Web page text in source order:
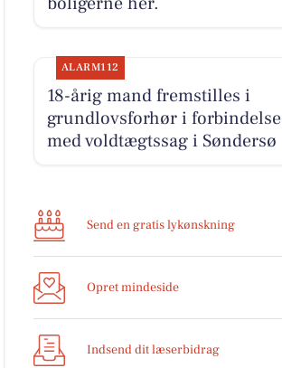
ALARM112
18-årig mand fremstilles i
grundlovsforhør i forbindelse
med voldtægtssag i Søndersø
Send en gratis lykønskning
Opret mindeside
Indsend dit læserbidrag